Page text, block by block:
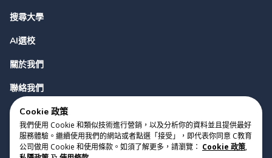
搜尋大學
AI選校
關於我們
聯絡我們
Cookie 政策
我們使用 Cookie 和類似技術進行營銷，以及分析你的資料並且提供最好
服務體驗。繼續使用我們的網站或者點選「接受」，即代表你同意 C教育
公司做用 Cookie 和使用條款。如須了解更多，請瀏覽： Cookie 政策,